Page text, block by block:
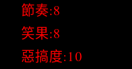
節奏:8
笑果:8
惡搞度:10